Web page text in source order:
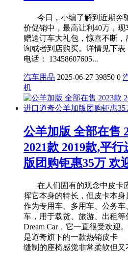
今日，小编了解到近期奔
价促销中，最高让利40万，
赠送订车大礼包，惊喜不断
询或者到店购买。详情见下表
电话： 13458607605...
汽车用品 2025-06-27 39850 0
机
公羊加版 全部在售
2021款 2019款,平
版团购钜惠35万 欢
在人们固有的观念中皮卡
挥它本身的特长，但皮卡本
作为专用车、多用车、公务
车，用于载货、旅游、出租
Dream Car，它一直很受欢迎
是道奇旗下的一款热销皮
缝制的座椅感觉非常柔软但又